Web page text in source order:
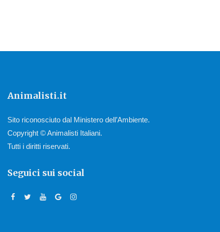
Animalisti.it
Sito riconosciuto dal Ministero dell’Ambiente.
Copyright © Animalisti Italiani.
Tutti i diritti riservati.
Seguici sui social